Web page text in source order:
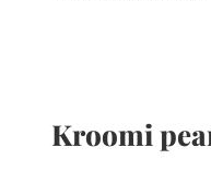
Kroomi